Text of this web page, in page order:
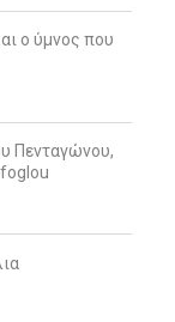
ο ύμνος που
Πενταγώνου,